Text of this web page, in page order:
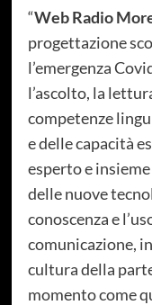
“Web Radio
progettazione
l’emergenza
l’ascolto, la
competenze
e delle capacità
esperto e
delle nuove
conoscenza e
comunicazione,
cultura della
momento come